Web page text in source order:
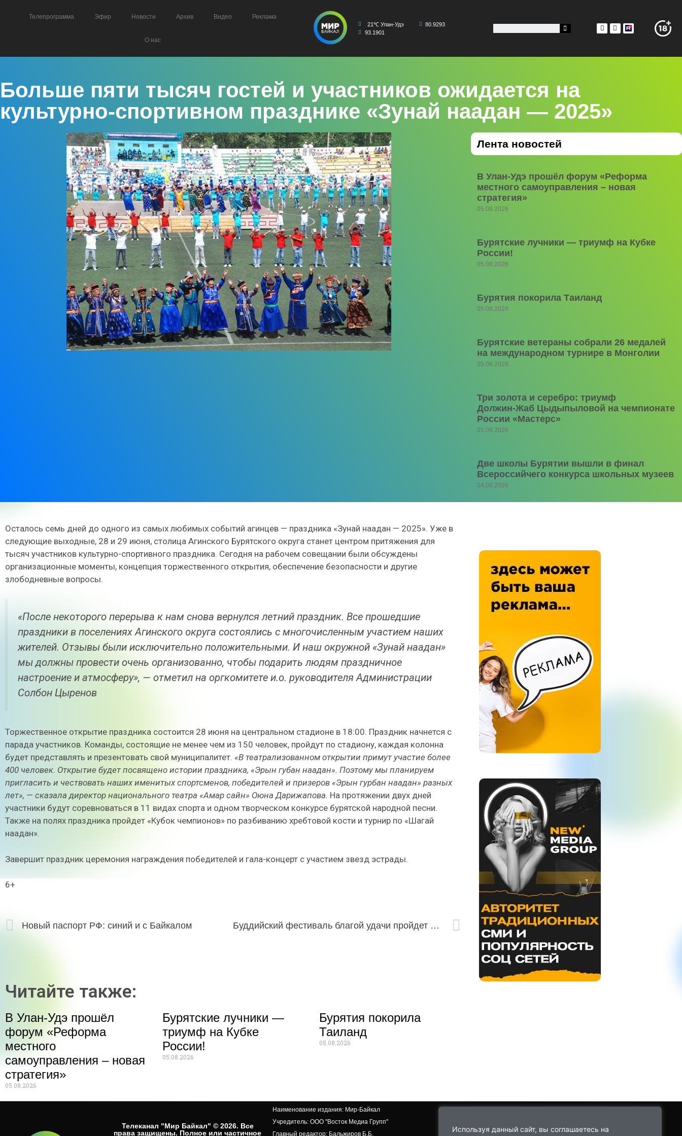
Используя данный сайт, вы соглашаетесь на
Телепрограмма Эфир Новости Архив Видео Реклама
О нас
21℃ Улан-Удэ
80.9293
93.1901
Больше пяти тысяч гостей и участников ожидается на
культурно-спортивном празднике «Зунай наадан — 2025»
Лента новостей
В Улан-Удэ прошёл форум «Реформа
местного самоуправления – новая
стратегия»
05.08.2026
Бурятские лучники — триумф на Кубке
России!
05.08.2026
Бурятия покорила Таиланд
05.08.2026
Бурятские ветераны собрали 26 медалей
на международном турнире в Монголии
05.08.2026
Три золота и серебро: триумф
Должин‑Жаб Цыдыпыловой на чемпионате
России «Мастерс»
05.08.2026
Две школы Бурятии вышли в финал
Всероссийчего конкурса школьных музеев
04.08.2026
Осталось семь дней до одного из самых любимых событий агинцев — праздника «Зунай наадан — 2025». Уже в
следующие выходные, 28 и 29 июня, столица Агинского Бурятского округа станет центром притяжения для
тысяч участников культурно-спортивного праздника. Сегодня на рабочем совещании были обсуждены
организационные моменты, концепция торжественного открытия, обеспечение безопасности и другие
злободневные вопросы.
«После некоторого перерыва к нам снова вернулся летний праздник. Все прошедшие
праздники в поселениях Агинского округа состоялись с многочисленным участием наших
жителей. Отзывы были исключительно положительными. И наш окружной «Зунай наадан»
мы должны провести очень организованно, чтобы подарить людям праздничное
настроение и атмосферу», — отметил на оргкомитете и.о. руководителя Администрации
Солбон Цыренов
Торжественное открытие праздника состоится 28 июня на центральном стадионе в 18:00. Праздник начнется с
парада участников. Команды, состоящие не менее чем из 150 человек, пройдут по стадиону, каждая колонна
будет представлять и презентовать свой муниципалитет. «В театрализованном открытии примут участие более
400 человек. Открытие будет посвящено истории праздника, «Эрын губан наадан». Поэтому мы планируем
пригласить и чествовать наших именитых спортсменов, победителей и призеров «Эрын гурбан наадан» разных
лет», — сказала директор национального театра «Амар сайн» Оюна Дарижапова. На протяжении двух дней
участники будут соревноваться в 11 видах спорта и одном творческом конкурсе бурятской народной песни.
Также на полях праздника пройдет «Кубок чемпионов» по разбиванию хребтовой кости и турнир по «Шагай
наадан».
Завершит праздник церемония награждения победителей и гала-концерт с участием звезд эстрады.
6+
Новый паспорт РФ: синий и с Байкалом Буддийский фестиваль благой удачи пройдет в Петербурге
Читайте также:
В Улан-Удэ прошёл
форум «Реформа
местного
самоуправления – новая
стратегия»
05.08.2026
Бурятские лучники —
триумф на Кубке
России!
05.08.2026
Бурятия покорила
Таиланд
05.08.2026
Телеканал "Мир Байкал" © 2026. Все
права защищены. Полное или частичное
Наименование издания: Мир-Байкал
Учредитель: ООО "Восток Медиа Групп"
Главный редактор: Бальжиров Б.Б.